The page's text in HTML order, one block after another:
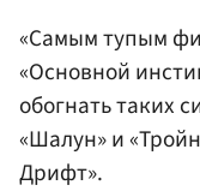
«Самым тупым
«Основной
обогнать таких
«Шалун» и
Дрифт».